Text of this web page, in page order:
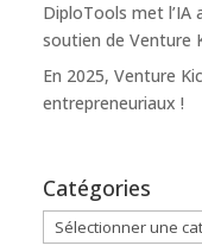
DiploTools met l’IA
soutien de Venture
En 2025, Venture
entrepreneuriaux !
Catégories
Catégories